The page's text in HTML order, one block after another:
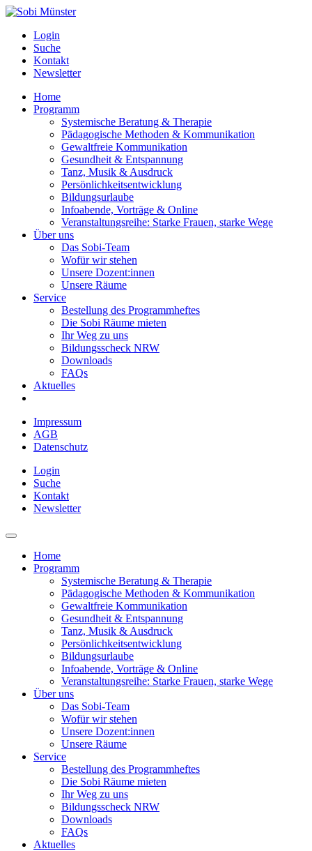
Login
Suche
Kontakt
Newsletter
Home
Programm
Systemische Beratung & Therapie
Pädagogische Methoden & Kommunikation
Gewaltfreie Kommunikation
Gesundheit & Entspannung
Tanz, Musik & Ausdruck
Persönlichkeitsentwicklung
Bildungsurlaube
Infoabende, Vorträge & Online
Veranstaltungsreihe: Starke Frauen, starke Wege
Über uns
Das Sobi-Team
Wofür wir stehen
Unsere Dozent:innen
Unsere Räume
Service
Bestellung des Programmheftes
Die Sobi Räume mieten
Ihr Weg zu uns
Bildungsscheck NRW
Downloads
FAQs
Aktuelles
Impressum
AGB
Datenschutz
Login
Suche
Kontakt
Newsletter
Home
Programm
Systemische Beratung & Therapie
Pädagogische Methoden & Kommunikation
Gewaltfreie Kommunikation
Gesundheit & Entspannung
Tanz, Musik & Ausdruck
Persönlichkeitsentwicklung
Bildungsurlaube
Infoabende, Vorträge & Online
Veranstaltungsreihe: Starke Frauen, starke Wege
Über uns
Das Sobi-Team
Wofür wir stehen
Unsere Dozent:innen
Unsere Räume
Service
Bestellung des Programmheftes
Die Sobi Räume mieten
Ihr Weg zu uns
Bildungsscheck NRW
Downloads
FAQs
Aktuelles